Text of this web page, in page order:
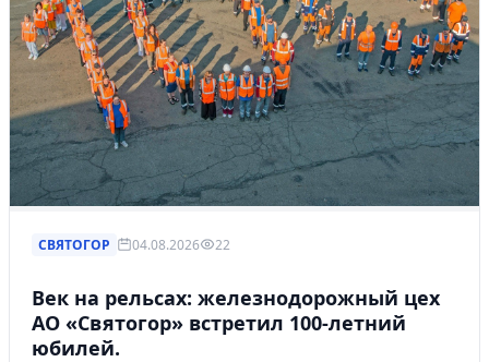
СВЯТОГОР 04.08.2026 22
Век на рельсах: железнодорожный цех
АО «Святогор» встретил 100-летний
юбилей.